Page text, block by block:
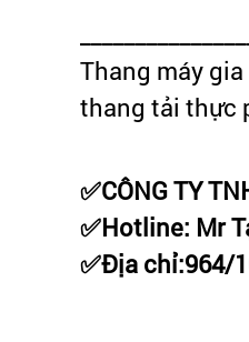
Thang máy
thang tải thực
✅CÔNG TY
✅Hotline: Mr
✅Địa chỉ:964/